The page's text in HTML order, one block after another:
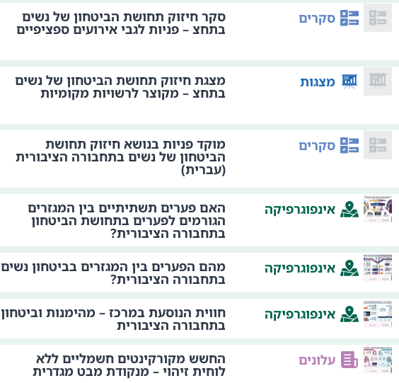
סקרים סקר חיזוק תחושת הביטחון של נשים
בתחצ – פניות לגבי אירועים ספציפיים
מצגות
מצגת חיזוק תחושת הביטחון של נשים
בתחצ – מקוצר לרשויות מקומיות
סקרים
מוקד פניות בנושא חיזוק תחושת
הביטחון של נשים בתחבורה הציבורית
(עברית)
אינפוגרפיקה
האם פערים תשתיתיים בין המגזרים
הגורמים לפערים בתחושת הביטחון
בתחבורה הציבורית?
אינפוגרפיקה מהם הפערים בין המגזרים בביטחון נשים
בתחבורה הציבורית?
אינפוגרפיקה
חווית הנוסעת במרכז – מהימנות וביטחון
בתחבורה הציבורית
עלונים
החשש מקורקינטים חשמליים ללא
לוחית זיהוי – מנקודת מבט מגדרית